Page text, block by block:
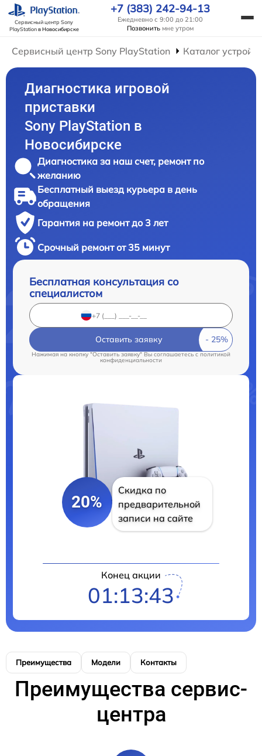
Сервисный центр Sony
PlayStationв Новосибирске
+7 (383) 242-94-13
Ежедневно с 9:00 до 21:00
Позвонить мне утром
Сервисный центр Sony PlayStation Каталог
Диагностика игровой
приставки
Sony PlayStation в
Новосибирске
Диагностика за наш счет, ремонт по
желанию
Бесплатный выезд курьера в день
обращения
Гарантия на ремонт до 3 лет
Срочный ремонт от 35 минут
Бесплатная консультация со
специалистом
Оставить заявку
Нажимая на кнопку "Оставить заявку" Вы соглашаетесь cполитикой
конфиденциальности
20%
Скидка по
предварительной
записи на сайте
Конец акции
01:13:43
Преимущества Модели Контакты
Преимущества сервис-
центра